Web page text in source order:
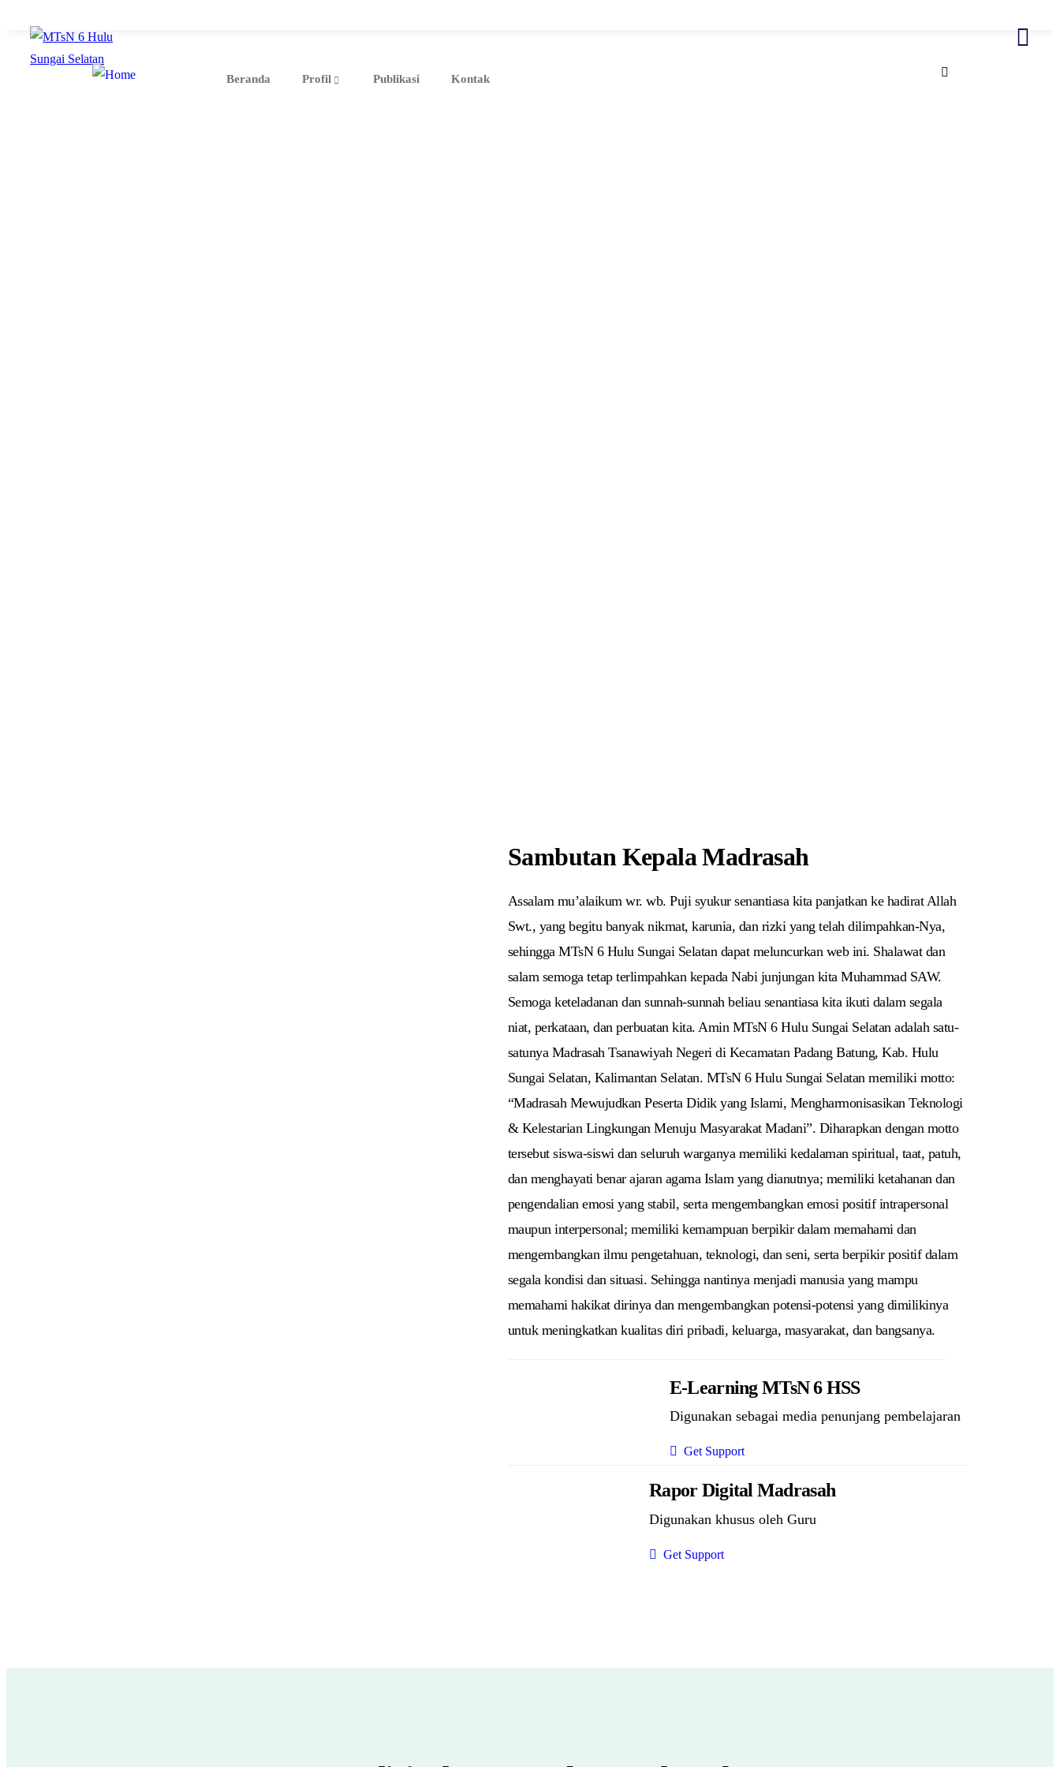
Beranda Profil Publikasi Kontak
Sambutan Kepala Madrasah
Assalam mu’alaikum wr. wb. Puji syukur senantiasa kita panjatkan ke hadirat Allah
Swt., yang begitu banyak nikmat, karunia, dan rizki yang telah dilimpahkan-Nya,
sehingga MTsN 6 Hulu Sungai Selatan dapat meluncurkan web ini. Shalawat dan
salam semoga tetap terlimpahkan kepada Nabi junjungan kita Muhammad SAW.
Semoga keteladanan dan sunnah-sunnah beliau senantiasa kita ikuti dalam segala
niat, perkataan, dan perbuatan kita. Amin MTsN 6 Hulu Sungai Selatan adalah satu-
satunya Madrasah Tsanawiyah Negeri di Kecamatan Padang Batung, Kab. Hulu
Sungai Selatan, Kalimantan Selatan. MTsN 6 Hulu Sungai Selatan memiliki motto:
“Madrasah Mewujudkan Peserta Didik yang Islami, Mengharmonisasikan Teknologi
& Kelestarian Lingkungan Menuju Masyarakat Madani”. Diharapkan dengan motto
tersebut siswa-siswi dan seluruh warganya memiliki kedalaman spiritual, taat, patuh,
dan menghayati benar ajaran agama Islam yang dianutnya; memiliki ketahanan dan
pengendalian emosi yang stabil, serta mengembangkan emosi positif intrapersonal
maupun interpersonal; memiliki kemampuan berpikir dalam memahami dan
mengembangkan ilmu pengetahuan, teknologi, dan seni, serta berpikir positif dalam
segala kondisi dan situasi. Sehingga nantinya menjadi manusia yang mampu
memahami hakikat dirinya dan mengembangkan potensi-potensi yang dimilikinya
untuk meningkatkan kualitas diri pribadi, keluarga, masyarakat, dan bangsanya.
E-Learning MTsN 6 HSS
Digunakan sebagai media penunjang pembelajaran
Get Support
Rapor Digital Madrasah
Digunakan khusus oleh Guru
Get Support